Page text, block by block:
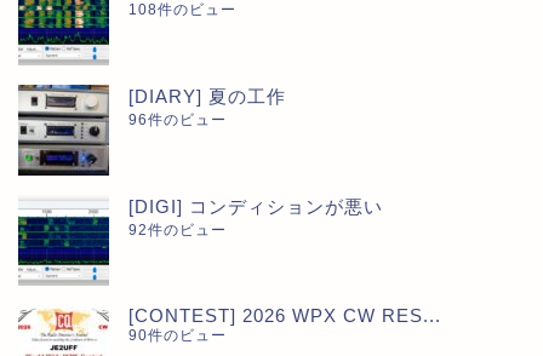
108件のビュー
[DIARY] 夏の工作
96件のビュー
[DIGI] コンディションが悪い
92件のビュー
[CONTEST] 2026 WPX CW RES...
90件のビュー